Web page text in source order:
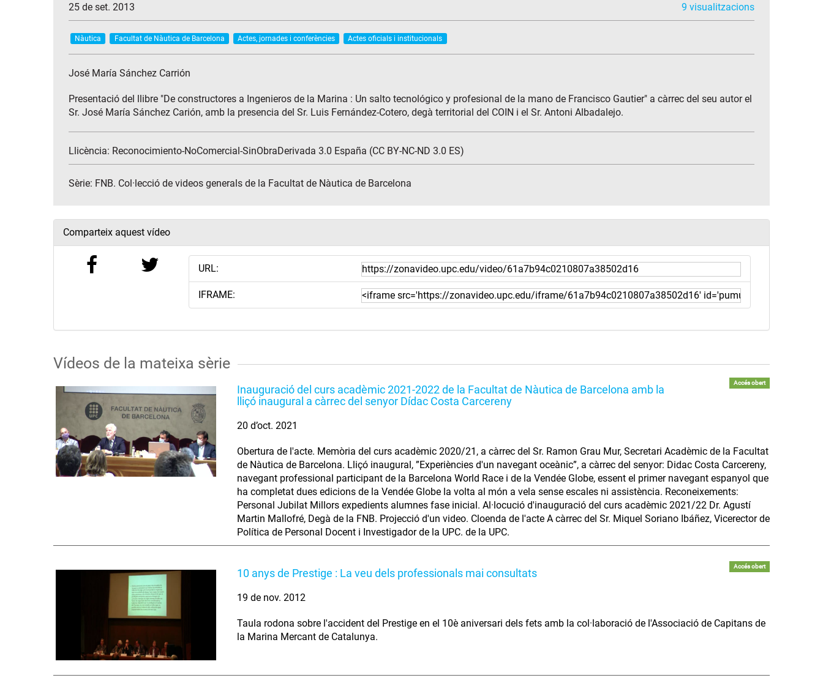
25 de set. 2013 9 visualitzacions
Nàutica Facultat de Nàutica de Barcelona Actes, jornades i conferències Actes oficials i institucionals
José María Sánchez Carrión
Presentació del llibre "De constructores a Ingenieros de la Marina : Un salto tecnológico y profesional de la mano de Francisco Gautier" a càrrec del seu autor el
Sr. José María Sánchez Carión, amb la presencia del Sr. Luis Fernández-Cotero, degà territorial del COIN i el Sr. Antoni Albadalejo.
Llicència: Reconocimiento-NoComercial-SinObraDerivada 3.0 España (CC BY-NC-ND 3.0 ES)
Sèrie: FNB. Col·lecció de videos generals de la Facultat de Nàutica de Barcelona
Comparteix aquest vídeo
URL:
IFRAME:
Vídeos de la mateixa sèrie
Inauguració del curs acadèmic 2021-2022 de la Facultat de Nàutica de Barcelona amb la
lliçó inaugural a càrrec del senyor Dídac Costa Carcereny
Accés obert
20 d’oct. 2021
Obertura de l'acte. Memòria del curs acadèmic 2020/21, a càrrec del Sr. Ramon Grau Mur, Secretari Acadèmic de la Facultat
de Nàutica de Barcelona. Lliçó inaugural, ”Experiències d'un navegant oceànic”, a càrrec del senyor: Didac Costa Carcereny,
navegant professional participant de la Barcelona World Race i de la Vendée Globe, essent el primer navegant espanyol que
ha completat dues edicions de la Vendée Globe la volta al món a vela sense escales ni assistència. Reconeixements:
Personal Jubilat Millors expedients alumnes fase inicial. Al·locució d'inauguració del curs acadèmic 2021/22 Dr. Agustí
Martin Mallofré, Degà de la FNB. Projecció d'un video. Cloenda de l'acte A càrrec del Sr. Miquel Soriano Ibáñez, Vicerector de
Política de Personal Docent i Investigador de la UPC. de la UPC.
10 anys de Prestige : La veu dels professionals mai consultats
Accés obert
19 de nov. 2012
Taula rodona sobre l'accident del Prestige en el 10è aniversari dels fets amb la col·laboració de l'Associació de Capitans de
la Marina Mercant de Catalunya.